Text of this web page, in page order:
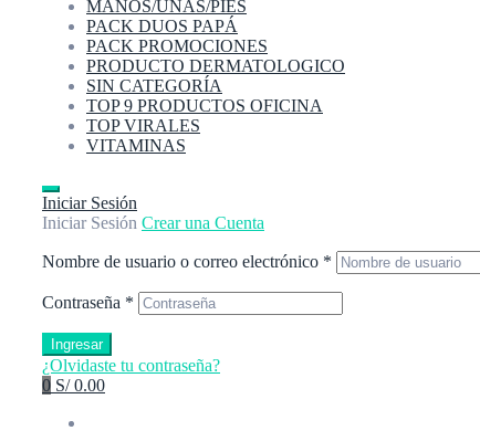
MANOS/UÑAS/PIES
PACK DUOS PAPÁ
PACK PROMOCIONES
PRODUCTO DERMATOLOGICO
SIN CATEGORÍA
TOP 9 PRODUCTOS OFICINA
TOP VIRALES
VITAMINAS
Iniciar Sesión
Iniciar Sesión Crear una Cuenta
Nombre de usuario o correo electrónico *
Contraseña *
Ingresar
¿Olvidaste tu contraseña?
0 S/ 0.00